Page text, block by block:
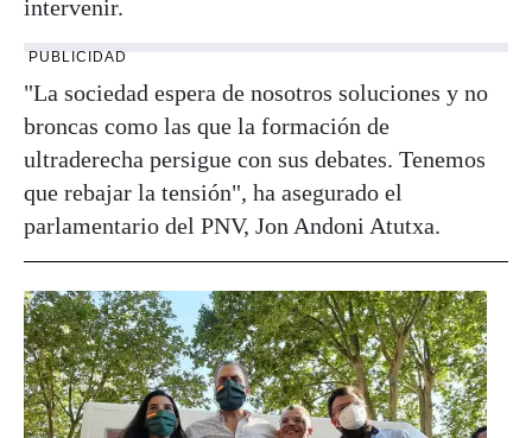
intervenir.
PUBLICIDAD
"La sociedad espera de nosotros soluciones y no
broncas como las que la formación de
ultraderecha persigue con sus debates. Tenemos
que rebajar la tensión", ha asegurado el
parlamentario del PNV, Jon Andoni Atutxa.